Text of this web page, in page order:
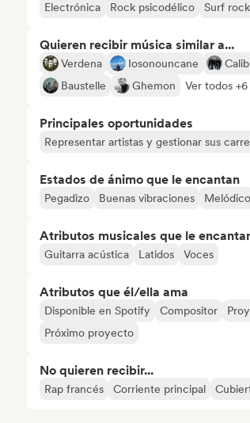
Electrónica Rock psicodélico Surf rock
Quieren recibir música similar a...
Verdena Iosonouncane
Baustelle
Ghemon Ver todos +6
Principales oportunidades
Representar artistas y gestionar sus
Estados de ánimo que le encantan
Pegadizo Buenas vibraciones Melódico
Atributos musicales que le
Guitarra acústica Latidos Voces
Atributos que él/ella ama
Disponible en Spotify Compositor
Próximo proyecto
No quieren recibir...
Rap francés Corriente principal